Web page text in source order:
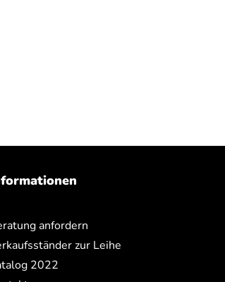
anfordern
zur Leihe
2022